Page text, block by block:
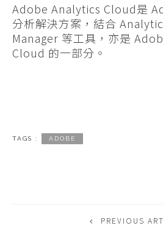
Adobe Analytics Cloud是
分析解決方案，結合
Manager 等工具，亦是
Cloud 的一部分。
TAGS : ADOBE
PREVIOUS